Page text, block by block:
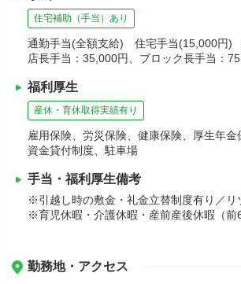
住宅補助（手当）あり
通勤手当(全額支給) 住宅手当(15,000円)
店長手当：35,000円、ブロック長手当：
福利厚生
産休・育休取得実績有り
雇用保険、労災保険、健康保険、厚生年金
資金貸付制度、駐車場
手当・福利厚生備考
※引越し時の敷金・礼金立替制度有り／リ
※育児休暇・介護休暇・産前産後休暇（前
勤務地・アクセス